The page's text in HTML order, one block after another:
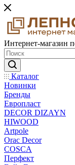
Интернет-магазин
Каталог
Новинки
Бренды
Европласт
DECOR DIZAYN
HIWOOD
Artpole
Orac Decor
COSCA
Перфект